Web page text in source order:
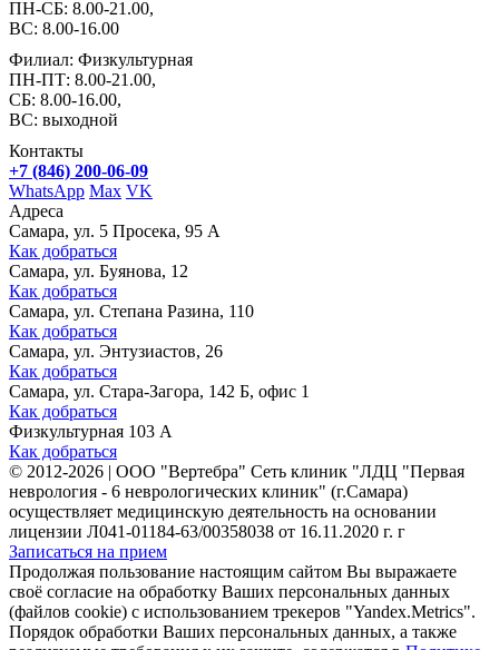
ПН-СБ: 8.00-21.00,
ВС: 8.00-16.00
Филиал: Физкультурная
ПН-ПТ: 8.00-21.00,
СБ: 8.00-16.00,
ВС: выходной
Контакты
+7 (846) 200-06-09
WhatsApp Max VK
Адреса
Самара, ул. 5 Просека, 95 А
Как добраться
Самара, ул. Буянова, 12
Как добраться
Самара, ул. Степана Разина, 110
Как добраться
Самара, ул. Энтузиастов, 26
Как добраться
Самара, ул. Стара-Загора, 142 Б, офис 1
Как добраться
Физкультурная 103 А
Как добраться
© 2012-2026 | ООО "Вертебра" Сеть клиник "ЛДЦ "Первая
неврология - 6 неврологических клиник" (г.Самара)
осуществляет медицинскую деятельность на основании
лицензии Л041-01184-63/00358038 от 16.11.2020 г. г
Записаться на прием
Продолжая пользование настоящим сайтом Вы выражаете
своё согласие на обработку Ваших персональных данных
(файлов cookie) с использованием трекеров "Yandex.Metrics".
Порядок обработки Ваших персональных данных, а также